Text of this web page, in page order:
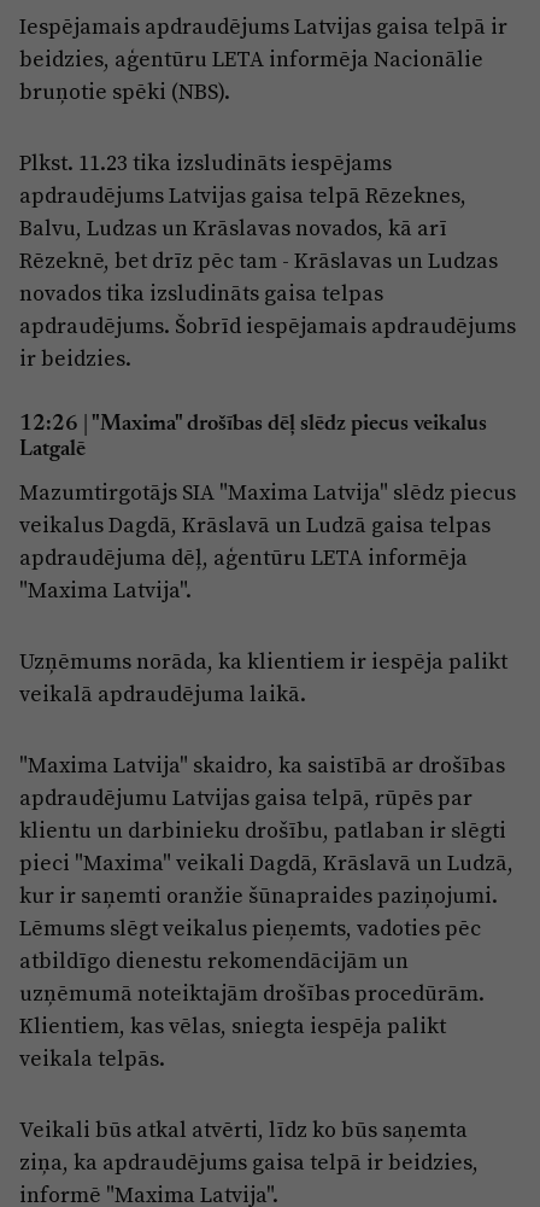
Iespējamais apdraudējums Latvijas gaisa telpā ir
beidzies, aģentūru LETA informēja Nacionālie
bruņotie spēki (NBS).
Plkst. 11.23 tika izsludināts iespējams
apdraudējums Latvijas gaisa telpā Rēzeknes,
Balvu, Ludzas un Krāslavas novados, kā arī
Rēzeknē, bet drīz pēc tam - Krāslavas un Ludzas
novados tika izsludināts gaisa telpas
apdraudējums. Šobrīd iespējamais apdraudējums
ir beidzies.
12:26
| "Maxima" drošības dēļ slēdz piecus veikalus
Latgalē
Mazumtirgotājs SIA "Maxima Latvija" slēdz piecus
veikalus Dagdā, Krāslavā un Ludzā gaisa telpas
apdraudējuma dēļ, aģentūru LETA informēja
"Maxima Latvija".
Uzņēmums norāda, ka klientiem ir iespēja palikt
veikalā apdraudējuma laikā.
"Maxima Latvija" skaidro, ka saistībā ar drošības
apdraudējumu Latvijas gaisa telpā, rūpēs par
klientu un darbinieku drošību, patlaban ir slēgti
pieci "Maxima" veikali Dagdā, Krāslavā un Ludzā,
kur ir saņemti oranžie šūnapraides paziņojumi.
Lēmums slēgt veikalus pieņemts, vadoties pēc
atbildīgo dienestu rekomendācijām un
uzņēmumā noteiktajām drošības procedūrām.
Klientiem, kas vēlas, sniegta iespēja palikt
veikala telpās.
Veikali būs atkal atvērti, līdz ko būs saņemta
ziņa, ka apdraudējums gaisa telpā ir beidzies,
informē "Maxima Latvija".